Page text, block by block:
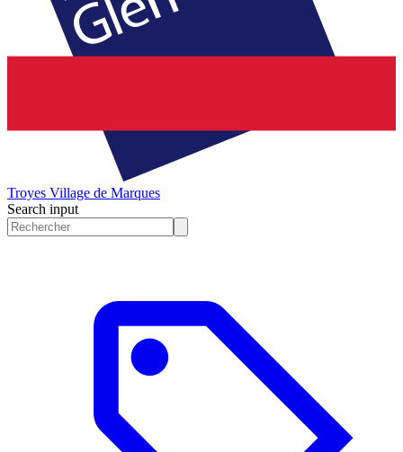
Troyes Village de Marques
Search input